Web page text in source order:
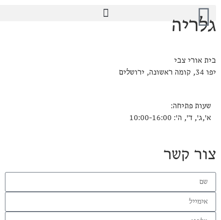
גלריה
בית אורי צבי
יפו 34, קומה ראשונה, ירושלים
שעות פתיחה:
א',ג', ד', ה': 10:00-16:00
צור קשר